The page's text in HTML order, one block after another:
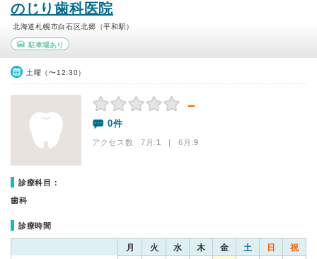
のじり歯科医院
北海道札幌市白石区北郷（平和駅）
駐車場あり
土曜（〜12:30）
－
0件
アクセス数 7月:1 | 6月:9
診療科目：
歯科
診療時間
月 火 水 木 金 土 日 祝